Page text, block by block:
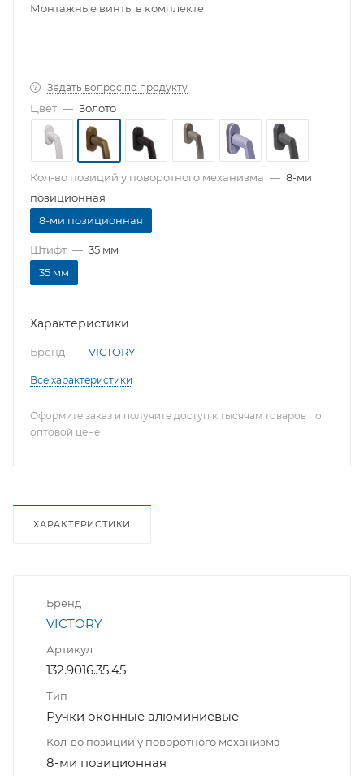
Монтажные винты в комплекте
Задать вопрос по продукту
Цвет — Золото
Кол-во позиций у поворотного механизма — 8-ми
позиционная
8-ми позиционная
Штифт — 35 мм
35 мм
Характеристики
Бренд — VICTORY
Все характеристики
Оформите заказ и получите доступ к тысячам товаров по
оптовой цене
ХАРАКТЕРИСТИКИ
Бренд
VICTORY
Артикул
132.9016.35.45
Тип
Ручки оконные алюминиевые
Кол-во позиций у поворотного механизма
8-ми позиционная